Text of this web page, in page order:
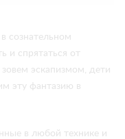
сознательном
и спрятаться от
эскапизмом, дети
эту фантазию в
в любой технике и